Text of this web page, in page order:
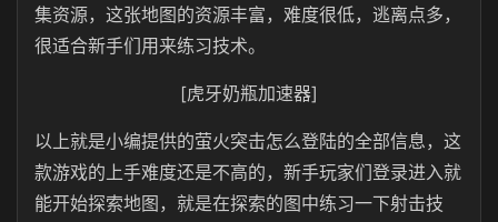
集资源，这张地图的资源丰富，难度很低，逃离点多，
很适合新手们用来练习技术。
[虎牙奶瓶加速器]
以上就是小编提供的萤火突击怎么登陆的全部信息，这
款游戏的上手难度还是不高的，新手玩家们登录进入就
能开始探索地图，就是在探索的图中练习一下射击技